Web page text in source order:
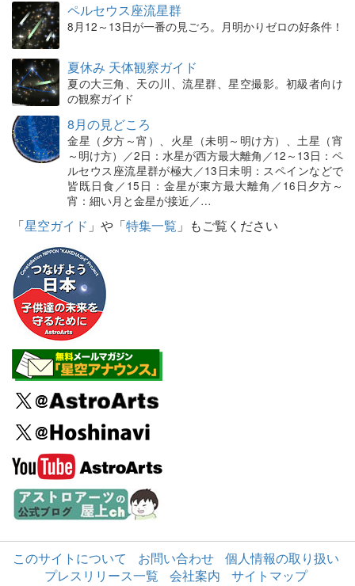
ペルセウス座流星群
8月12～13日が一番の見ごろ。月明かりゼロの好条件！
夏休み 天体観察ガイド
夏の大三角、天の川、流星群、星空撮影。初級者向け
の観察ガイド
8月の見どころ
金星（夕方～宵）、火星（未明～明け方）、土星（宵
～明け方）／2日：水星が西方最大離角／12～13日：ペ
ルセウス座流星群が極大／13日未明：スペインなどで
皆既日食／15日：金星が東方最大離角／16日夕方～
宵：細い月と金星が接近／…
「星空ガイド 」や「特集一覧 」もご覧ください
このサイトについて お問い合わせ
個人情報の取り扱い
プレスリリース一覧
会社案内 サイトマップ